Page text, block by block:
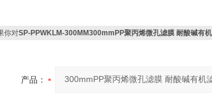
对SP-PPWKLM-300MM300mmPP聚丙烯微孔滤膜 耐酸碱有
产品：